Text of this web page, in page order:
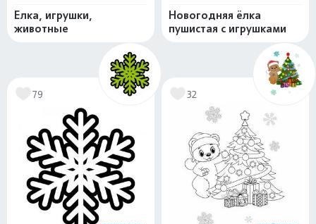
Елка, игрушки,
животные
Новогодняя ёлка
пушистая с игрушками
79 32